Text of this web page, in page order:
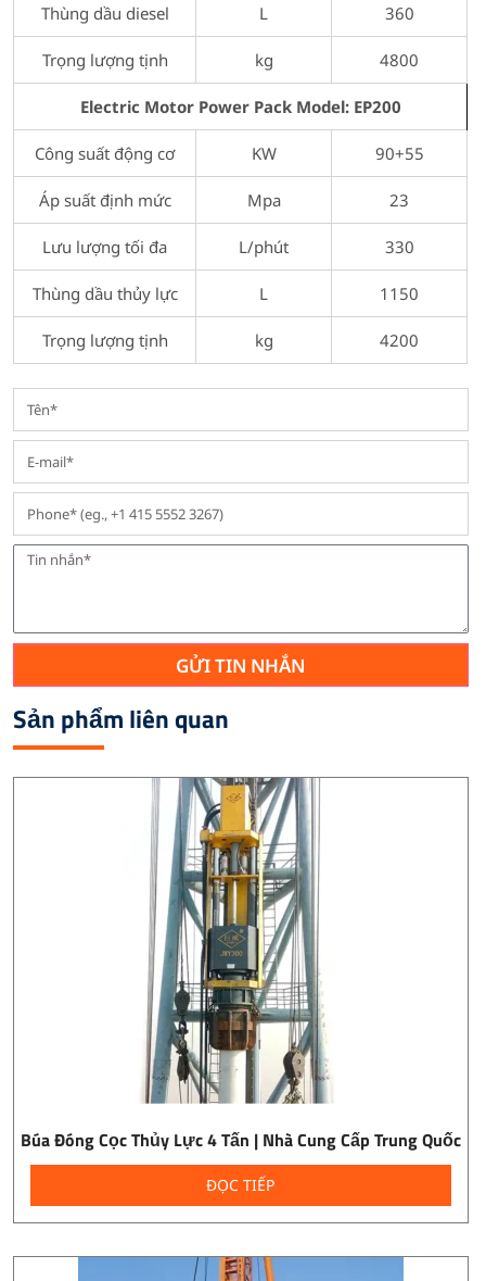
Thùng dầu diesel L 360
Trọng lượng tịnh kg 4800
Electric Motor Power Pack Model: EP200
Công suất động cơ KW 90+55
Áp suất định mức Mpa 23
Lưu lượng tối đa L/phút 330
Thùng dầu thủy lực L 1150
Trọng lượng tịnh kg 4200
GỬI TIN NHẮN
Sản phẩm liên quan
Búa Đóng Cọc Thủy Lực 4 Tấn | Nhà Cung Cấp Trung Quốc
ĐỌC TIẾP